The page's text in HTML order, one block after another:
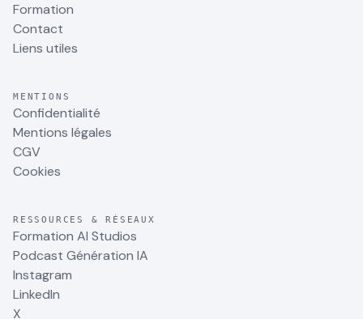
Formation
Contact
Liens utiles
MENTIONS
Confidentialité
Mentions légales
CGV
Cookies
RESSOURCES & RÉSEAUX
Formation AI Studios
Podcast Génération IA
Instagram
LinkedIn
X